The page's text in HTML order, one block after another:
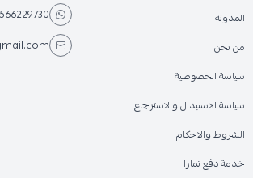
المدونة
من نحن
سياسة الخصوصية
سياسة الاستبدال والاسترجاع
الشروط والاحكام
خدمة دفع تمارا